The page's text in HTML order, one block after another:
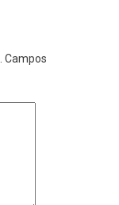
Campos